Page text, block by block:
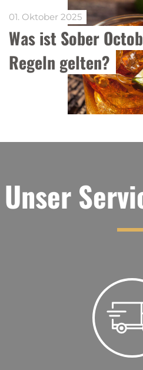
Was ist Sober
Regeln gelten?
01. Oktober 2025
Unser